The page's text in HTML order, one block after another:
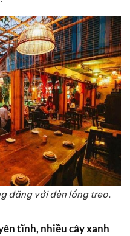
đãng với đèn lồng treo.
tĩnh, nhiều cây xanh